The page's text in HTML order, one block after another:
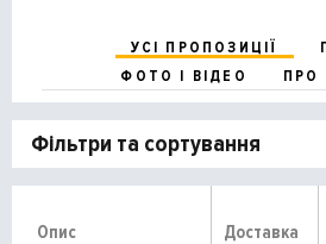
УСІ ПРОПОЗИЦІЇ
ФОТО І ВІДЕО
ПРО
Фільтри та сортування
Опис Доставка